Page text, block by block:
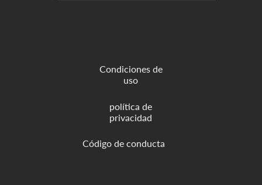
Condiciones de
uso
política de
privacidad